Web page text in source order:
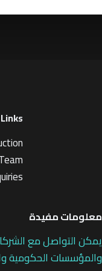
معلومات مفيدة
يمكن التواصل مع
والمؤسسات الحكومية